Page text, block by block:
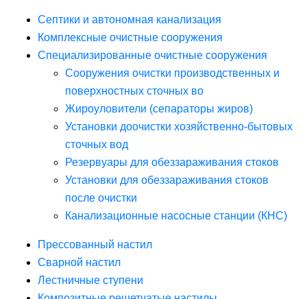
Септики и автономная канализация
Комплексные очистные сооружения
Специализированные очистные сооружения
Сооружения очистки производственных и
поверхностных сточных во
Жироуловители (сепараторы жиров)
Установки доочистки хозяйственно-бытовых
сточных вод
Резервуары для обеззараживания стоков
Установки для обеззараживания стоков
после очистки
Канализационные насосные станции (КНС)
Прессованный настил
Сварной настил
Лестничные ступени